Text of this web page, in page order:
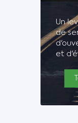
Un
de
et